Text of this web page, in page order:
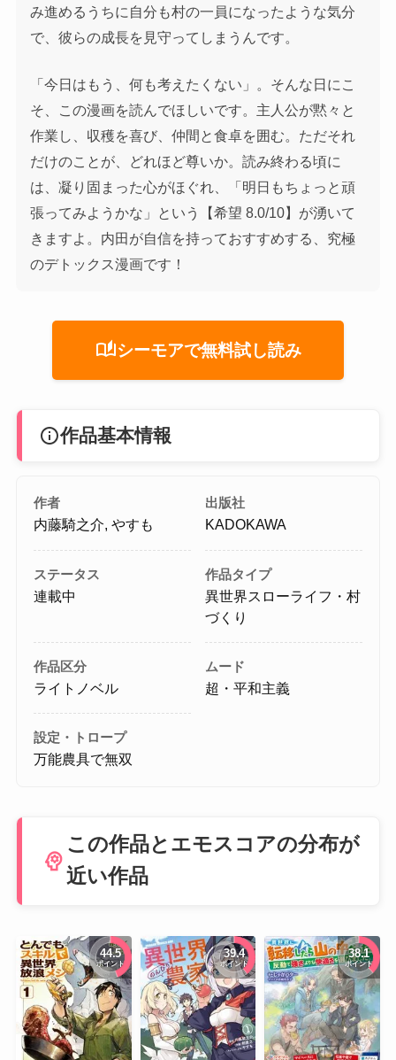
み進めるうちに自分も村の一員になったような気分
で、彼らの成長を見守ってしまうんです。
「今日はもう、何も考えたくない」。そんな日にこ
そ、この漫画を読んでほしいです。主人公が黙々と
作業し、収穫を喜び、仲間と食卓を囲む。ただそれ
だけのことが、どれほど尊いか。読み終わる頃に
は、凝り固まった心がほぐれ、「明日もちょっと頑
張ってみようかな」という【希望 8.0/10】が湧いて
きますよ。内田が自信を持っておすすめする、究極
のデトックス漫画です！
auto_storiesシーモアで無料試し読み
info作品基本情報
作者
内藤騎之介, やすも
出版社
KADOKAWA
ステータス
連載中
作品タイプ
異世界スローライフ・村
づくり
作品区分
ライトノベル
ムード
超・平和主義
設定・トロープ
万能農具で無双
psychology
この作品とエモスコアの分布が
近い作品
44.5
ポイント
39.4
ポイント
38.1
ポイント